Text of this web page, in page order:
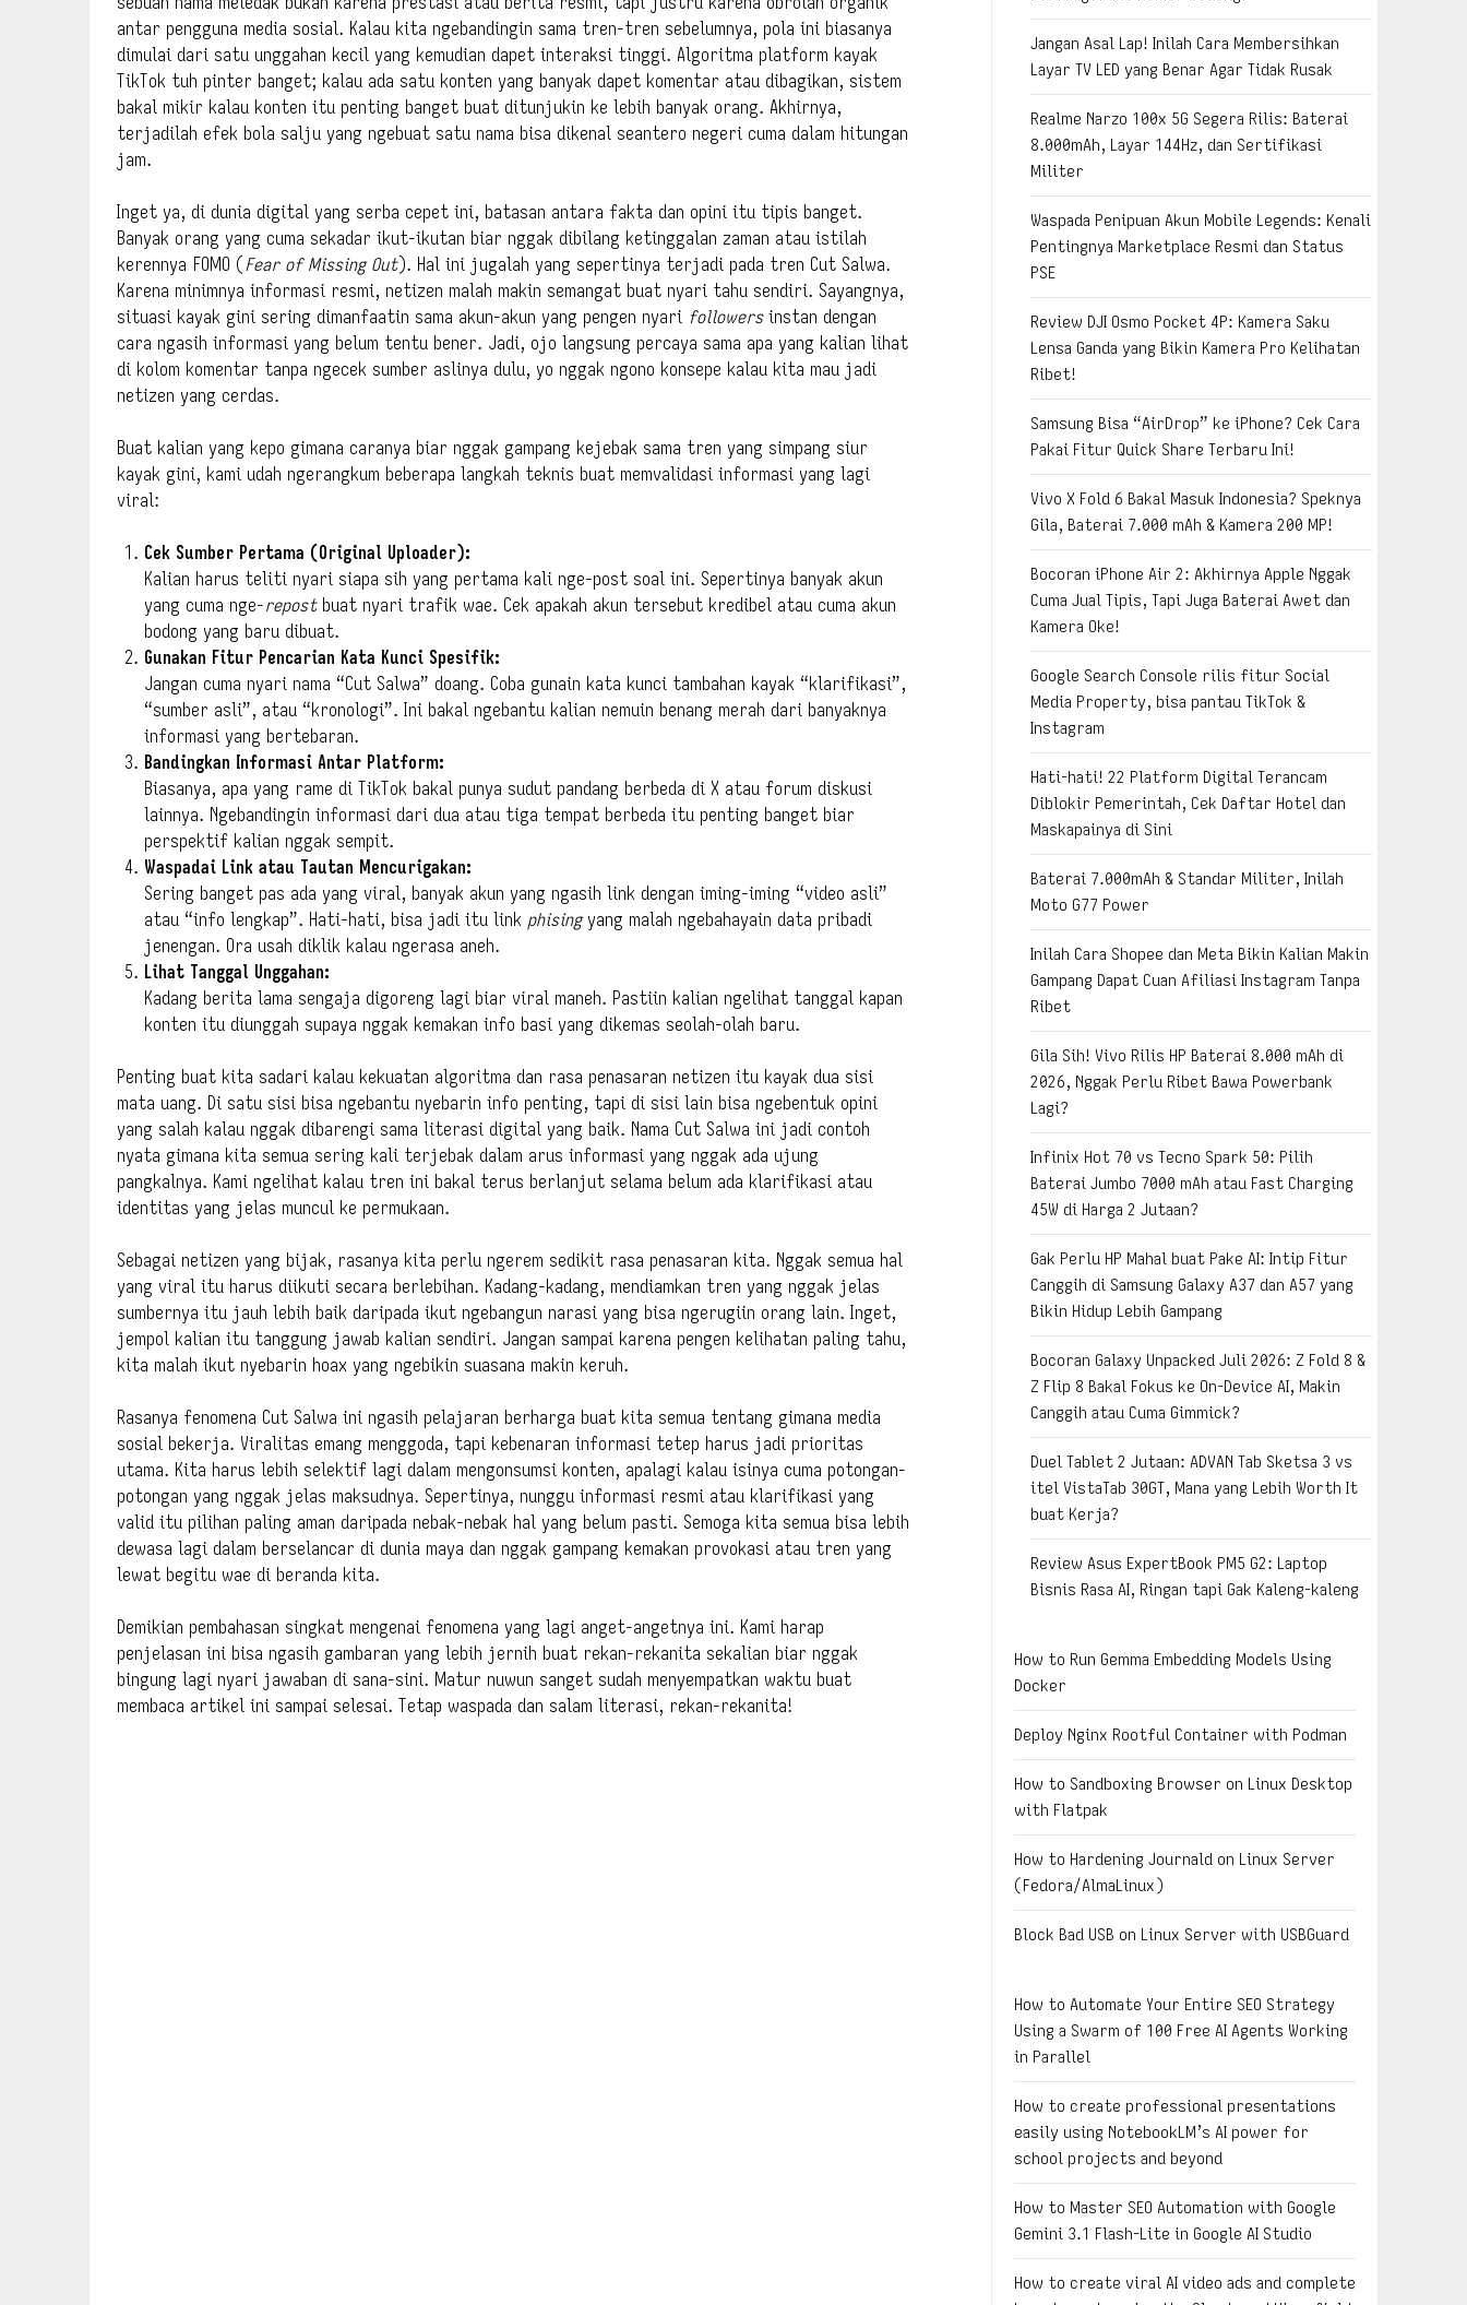
antar pengguna media sosial. Kalau kita ngebandingin sama tren-tren sebelumnya, pola ini biasanya
dimulai dari satu unggahan kecil yang kemudian dapet interaksi tinggi. Algoritma platform kayak
TikTok tuh pinter banget; kalau ada satu konten yang banyak dapet komentar atau dibagikan, sistem
bakal mikir kalau konten itu penting banget buat ditunjukin ke lebih banyak orang. Akhirnya,
terjadilah efek bola salju yang ngebuat satu nama bisa dikenal seantero negeri cuma dalam hitungan
jam.
Inget ya, di dunia digital yang serba cepet ini, batasan antara fakta dan opini itu tipis banget.
Banyak orang yang cuma sekadar ikut-ikutan biar nggak dibilang ketinggalan zaman atau istilah
kerennya FOMO ( Fear of Missing Out). Hal ini jugalah yang sepertinya terjadi pada tren Cut Salwa.
Karena minimnya informasi resmi, netizen malah makin semangat buat nyari tahu sendiri. Sayangnya,
situasi kayak gini sering dimanfaatin sama akun-akun yang pengen nyari followersinstan dengan
cara ngasih informasi yang belum tentu bener. Jadi, ojo langsung percaya sama apa yang kalian lihat
di kolom komentar tanpa ngecek sumber aslinya dulu, yo nggak ngono konsepe kalau kita mau jadi
netizen yang cerdas.
Buat kalian yang kepo gimana caranya biar nggak gampang kejebak sama tren yang simpang siur
kayak gini, kami udah ngerangkum beberapa langkah teknis buat memvalidasi informasi yang lagi
viral:
Cek Sumber Pertama (Original Uploader):
Kalian harus teliti nyari siapa sih yang pertama kali nge-post soal ini. Sepertinya banyak akun
yang cuma nge-repostbuat nyari trafik wae. Cek apakah akun tersebut kredibel atau cuma akun
bodong yang baru dibuat.
Gunakan Fitur Pencarian Kata Kunci Spesifik:
Jangan cuma nyari nama “Cut Salwa” doang. Coba gunain kata kunci tambahan kayak “klarifikasi”,
“sumber asli”, atau “kronologi”. Ini bakal ngebantu kalian nemuin benang merah dari banyaknya
informasi yang bertebaran.
Bandingkan Informasi Antar Platform:
Biasanya, apa yang rame di TikTok bakal punya sudut pandang berbeda di X atau forum diskusi
lainnya. Ngebandingin informasi dari dua atau tiga tempat berbeda itu penting banget biar
perspektif kalian nggak sempit.
Waspadai Link atau Tautan Mencurigakan:
Sering banget pas ada yang viral, banyak akun yang ngasih link dengan iming-iming “video asli”
atau “info lengkap”. Hati-hati, bisa jadi itu link phisingyang malah ngebahayain data pribadi
jenengan. Ora usah diklik kalau ngerasa aneh.
Lihat Tanggal Unggahan:
Kadang berita lama sengaja digoreng lagi biar viral maneh. Pastiin kalian ngelihat tanggal kapan
konten itu diunggah supaya nggak kemakan info basi yang dikemas seolah-olah baru.
Penting buat kita sadari kalau kekuatan algoritma dan rasa penasaran netizen itu kayak dua sisi
mata uang. Di satu sisi bisa ngebantu nyebarin info penting, tapi di sisi lain bisa ngebentuk opini
yang salah kalau nggak dibarengi sama literasi digital yang baik. Nama Cut Salwa ini jadi contoh
nyata gimana kita semua sering kali terjebak dalam arus informasi yang nggak ada ujung
pangkalnya. Kami ngelihat kalau tren ini bakal terus berlanjut selama belum ada klarifikasi atau
identitas yang jelas muncul ke permukaan.
Sebagai netizen yang bijak, rasanya kita perlu ngerem sedikit rasa penasaran kita. Nggak semua hal
yang viral itu harus diikuti secara berlebihan. Kadang-kadang, mendiamkan tren yang nggak jelas
sumbernya itu jauh lebih baik daripada ikut ngebangun narasi yang bisa ngerugiin orang lain. Inget,
jempol kalian itu tanggung jawab kalian sendiri. Jangan sampai karena pengen kelihatan paling tahu,
kita malah ikut nyebarin hoax yang ngebikin suasana makin keruh.
Rasanya fenomena Cut Salwa ini ngasih pelajaran berharga buat kita semua tentang gimana media
sosial bekerja. Viralitas emang menggoda, tapi kebenaran informasi tetep harus jadi prioritas
utama. Kita harus lebih selektif lagi dalam mengonsumsi konten, apalagi kalau isinya cuma potongan-
potongan yang nggak jelas maksudnya. Sepertinya, nunggu informasi resmi atau klarifikasi yang
valid itu pilihan paling aman daripada nebak-nebak hal yang belum pasti. Semoga kita semua bisa lebih
dewasa lagi dalam berselancar di dunia maya dan nggak gampang kemakan provokasi atau tren yang
lewat begitu wae di beranda kita.
Demikian pembahasan singkat mengenai fenomena yang lagi anget-angetnya ini. Kami harap
penjelasan ini bisa ngasih gambaran yang lebih jernih buat rekan-rekanita sekalian biar nggak
bingung lagi nyari jawaban di sana-sini. Matur nuwun sanget sudah menyempatkan waktu buat
membaca artikel ini sampai selesai. Tetap waspada dan salam literasi, rekan-rekanita!
Jangan Asal Lap! Inilah Cara Membersihkan
Layar TV LED yang Benar Agar Tidak Rusak
Realme Narzo 100x 5G Segera Rilis: Baterai
8.000mAh, Layar 144Hz, dan Sertifikasi
Militer
Waspada Penipuan Akun Mobile Legends: Kenali
Pentingnya Marketplace Resmi dan Status
PSE
Review DJI Osmo Pocket 4P: Kamera Saku
Lensa Ganda yang Bikin Kamera Pro Kelihatan
Ribet!
Samsung Bisa “AirDrop” ke iPhone? Cek Cara
Pakai Fitur Quick Share Terbaru Ini!
Vivo X Fold 6 Bakal Masuk Indonesia? Speknya
Gila, Baterai 7.000 mAh & Kamera 200 MP!
Bocoran iPhone Air 2: Akhirnya Apple Nggak
Cuma Jual Tipis, Tapi Juga Baterai Awet dan
Kamera Oke!
Google Search Console rilis fitur Social
Media Property, bisa pantau TikTok &
Instagram
Hati-hati! 22 Platform Digital Terancam
Diblokir Pemerintah, Cek Daftar Hotel dan
Maskapainya di Sini
Baterai 7.000mAh & Standar Militer, Inilah
Moto G77 Power
Inilah Cara Shopee dan Meta Bikin Kalian Makin
Gampang Dapat Cuan Afiliasi Instagram Tanpa
Ribet
Gila Sih! Vivo Rilis HP Baterai 8.000 mAh di
2026, Nggak Perlu Ribet Bawa Powerbank
Lagi?
Infinix Hot 70 vs Tecno Spark 50: Pilih
Baterai Jumbo 7000 mAh atau Fast Charging
45W di Harga 2 Jutaan?
Gak Perlu HP Mahal buat Pake AI: Intip Fitur
Canggih di Samsung Galaxy A37 dan A57 yang
Bikin Hidup Lebih Gampang
Bocoran Galaxy Unpacked Juli 2026: Z Fold 8 &
Z Flip 8 Bakal Fokus ke On-Device AI, Makin
Canggih atau Cuma Gimmick?
Duel Tablet 2 Jutaan: ADVAN Tab Sketsa 3 vs
itel VistaTab 30GT, Mana yang Lebih Worth It
buat Kerja?
Review Asus ExpertBook PM5 G2: Laptop
Bisnis Rasa AI, Ringan tapi Gak Kaleng-kaleng
How to Run Gemma Embedding Models Using
Docker
Deploy Nginx Rootful Container with Podman
How to Sandboxing Browser on Linux Desktop
with Flatpak
How to Hardening Journald on Linux Server
(Fedora/AlmaLinux)
Block Bad USB on Linux Server with USBGuard
How to Automate Your Entire SEO Strategy
Using a Swarm of 100 Free AI Agents Working
in Parallel
How to create professional presentations
easily using NotebookLM’s AI power for
school projects and beyond
How to Master SEO Automation with Google
Gemini 3.1 Flash-Lite in Google AI Studio
How to create viral AI video ads and complete